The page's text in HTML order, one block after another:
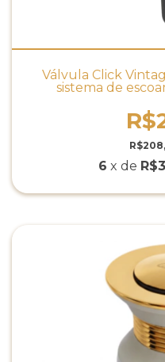
Válvula Click
sistema de
6 x de